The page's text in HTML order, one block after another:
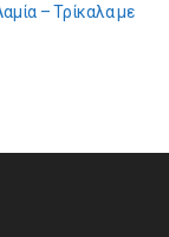
– Τρίκαλα με